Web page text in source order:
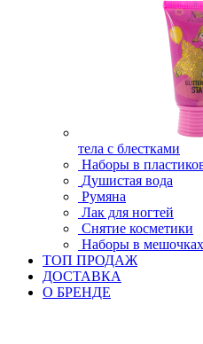
тела с блестками
Наборы в
Душистая вода
Румяна
Лак для ногтей
Снятие косметики
Наборы в мешочках
ТОП ПРОДАЖ
ДОСТАВКА
О БРЕНДЕ